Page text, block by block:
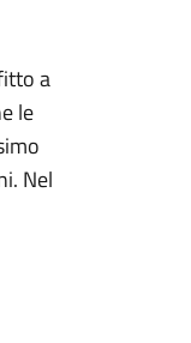
a
le
Nel